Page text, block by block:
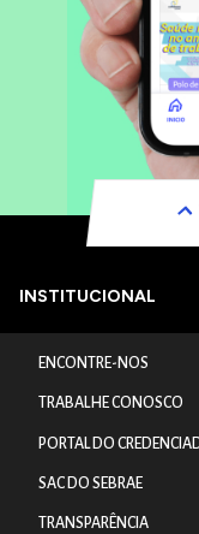
INSTITUCIONAL
ENCONTRE-NOS
TRABALHE CONOSCO
PORTAL DO
SAC DO SEBRAE
TRANSPARÊNCIA